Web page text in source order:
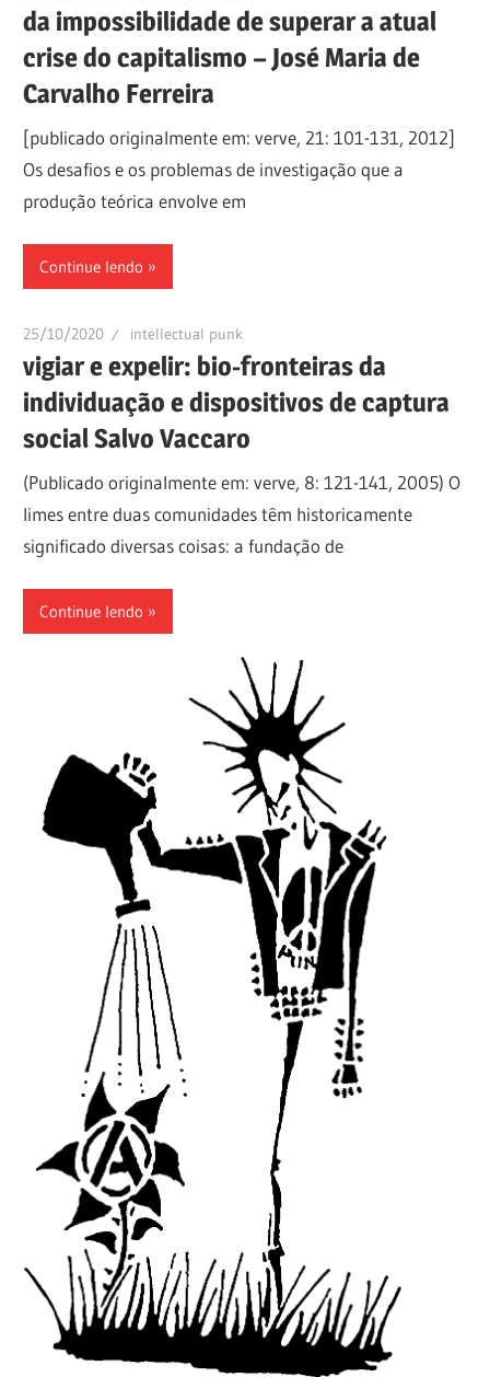
da impossibilidade de superar a atual
crise do capitalismo – José Maria de
Carvalho Ferreira
[publicado originalmente em: verve, 21: 101-131, 2012]
Os desafios e os problemas de investigação que a
produção teórica envolve em
Continue lendo
25/10/2020 intellectual punk
vigiar e expelir: bio-fronteiras da
individuação e dispositivos de captura
social Salvo Vaccaro
(Publicado originalmente em: verve, 8: 121-141, 2005) O
limes entre duas comunidades têm historicamente
significado diversas coisas: a fundação de
Continue lendo